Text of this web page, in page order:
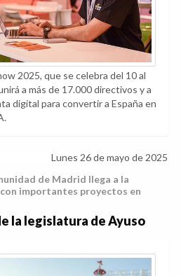
2025, que se celebra del 10 al
a más de 17.000 directivos y a
digital para convertir a España en
Lunes 26 de mayo de 2025
de Madrid llega a la
importantes proyectos en
la legislatura de Ayuso